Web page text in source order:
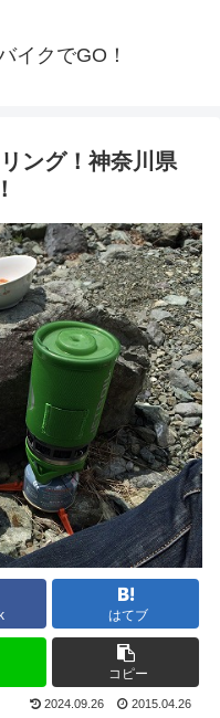
イクでGO！
ング！神奈川県
はてブ
コピー
2024.09.26 2015.04.26